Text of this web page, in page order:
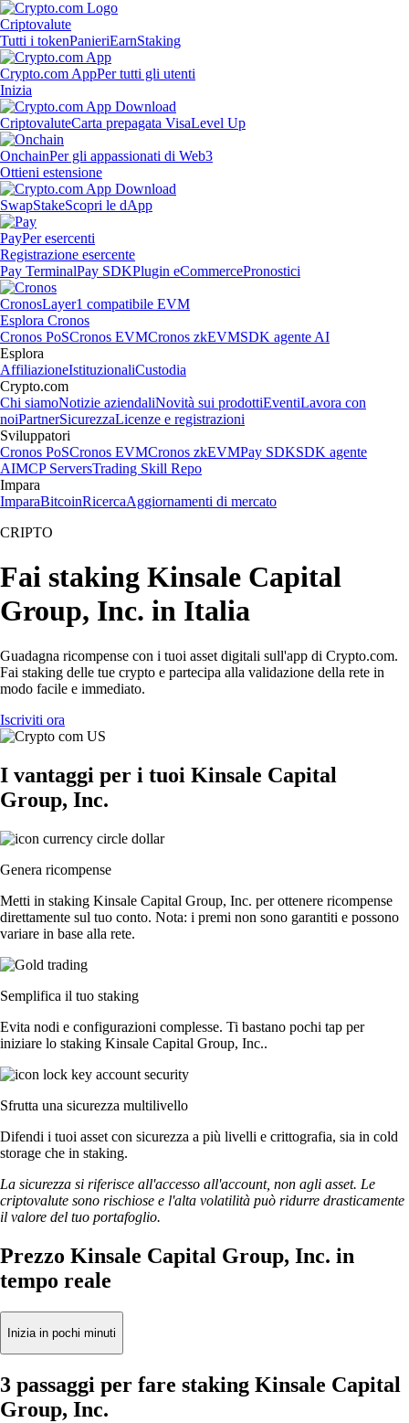
Criptovalute
Tutti i tokenPanieriEarnStaking
Crypto.com AppPer tutti gli utenti
Inizia
CriptovaluteCarta prepagata VisaLevel Up
OnchainPer gli appassionati di Web3
Ottieni estensione
SwapStakeScopri le dApp
PayPer esercenti
Registrazione esercente
Pay TerminalPay SDKPlugin eCommercePronostici
CronosLayer1 compatibile EVM
Esplora Cronos
Cronos PoSCronos EVMCronos zkEVMSDK agente AI
Esplora
AffiliazioneIstituzionaliCustodia
Crypto.com
Chi siamoNotizie aziendaliNovità sui prodottiEventiLavora con
noiPartnerSicurezzaLicenze e registrazioni
Sviluppatori
Cronos PoSCronos EVMCronos zkEVMPay SDKSDK agente
AIMCP ServersTrading Skill Repo
Impara
ImparaBitcoinRicercaAggiornamenti di mercato
CRIPTO
Fai staking Kinsale Capital
Group, Inc. in Italia
Guadagna ricompense con i tuoi asset digitali sull'app di Crypto.com.
Fai staking delle tue crypto e partecipa alla validazione della rete in
modo facile e immediato.
Iscriviti ora
I vantaggi per i tuoi Kinsale Capital
Group, Inc.
Genera ricompense
Metti in staking Kinsale Capital Group, Inc. per ottenere ricompense
direttamente sul tuo conto. Nota: i premi non sono garantiti e possono
variare in base alla rete.
Semplifica il tuo staking
Evita nodi e configurazioni complesse. Ti bastano pochi tap per
iniziare lo staking Kinsale Capital Group, Inc..
Sfrutta una sicurezza multilivello
Difendi i tuoi asset con sicurezza a più livelli e crittografia, sia in cold
storage che in staking.
La sicurezza si riferisce all'accesso all'account, non agli asset. Le
criptovalute sono rischiose e l'alta volatilità può ridurre drasticamente
il valore del tuo portafoglio.
Prezzo Kinsale Capital Group, Inc. in
tempo reale
Inizia in pochi minuti
3 passaggi per fare staking Kinsale Capital
Group, Inc.